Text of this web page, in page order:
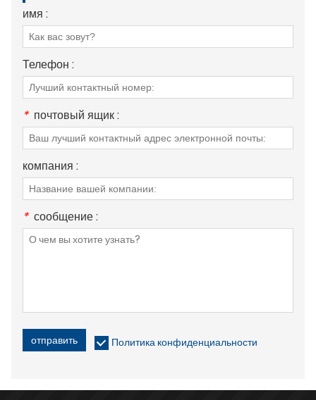
имя :
Телефон :
* почтовый ящик :
компания :
* сообщение :
отправить Политика конфиденциальности